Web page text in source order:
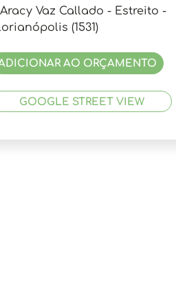
Vaz Callado - Estreito -
(1531)
AO ORÇAMENTO
GOOGLE STREET VIEW